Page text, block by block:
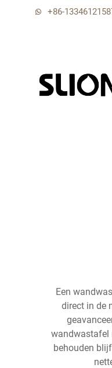
+86-
Een
direct in de
wandwastafel
behouden